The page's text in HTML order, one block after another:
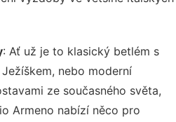
: Ať už je to klasický betlém s
nebo moderní
ze současného světa,
Armeno nabízí něco pro